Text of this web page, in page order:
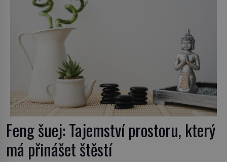
Feng šuej: Tajemství prostoru, který
má přinášet štěstí